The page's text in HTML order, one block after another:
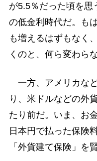
が5.5％だった頃を思
の低金利時代だ。も
も増えるはずもなく
くのと、何ら変わらな
一方、アメリカな
り、米ドルなどの外
たり前だ。いま、お
日本円で払った保険
「外貨建て保険」を